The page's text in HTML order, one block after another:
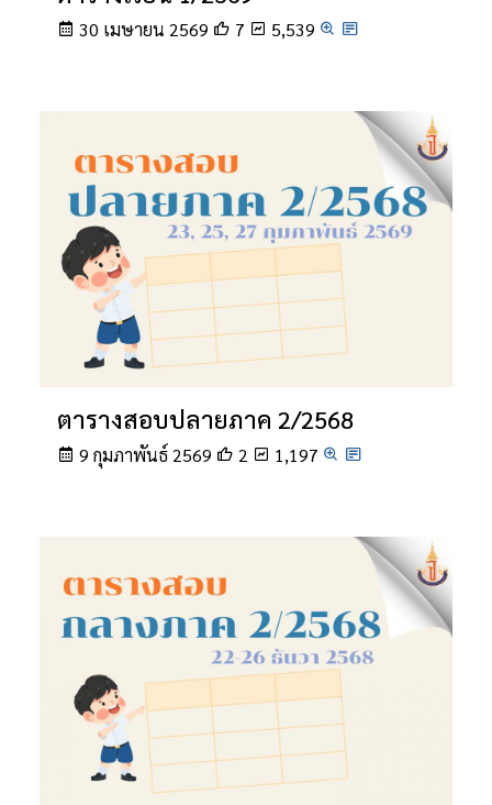
30 เมษายน 2569 7 5,539
ตารางสอบปลายภาค 2/2568
9 กุมภาพันธ์ 2569 2 1,197